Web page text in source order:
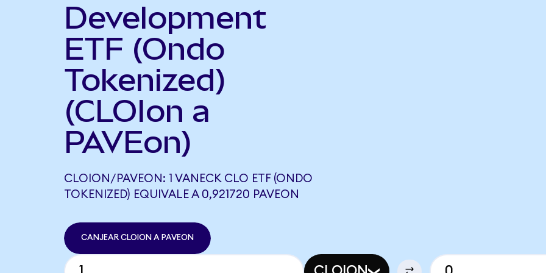
Development
ETF (Ondo
Tokenized)
(CLOIon a
PAVEon)
CLOION/PAVEON: 1 VANECK CLO ETF (ONDO
TOKENIZED) EQUIVALE A 0,921720 PAVEON
CANJEAR CLOION A PAVEON